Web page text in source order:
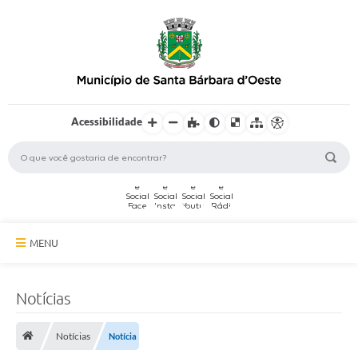
Acessibilidade
MENU
Serviços Online
Notícias
Notícias Notícia